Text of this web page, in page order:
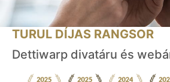
TURUL DÍJAS RANGSOR
Dettiwarp divatáru és